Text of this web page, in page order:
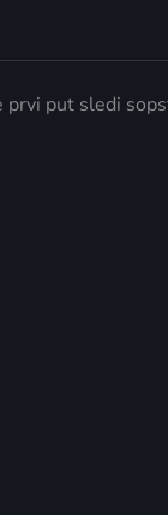
put sledi